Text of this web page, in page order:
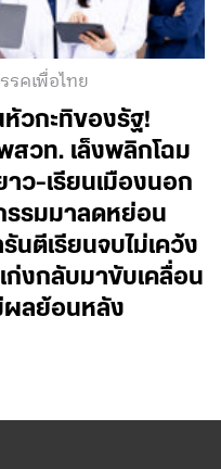
รคเพื่อไทย
วกะทิของรัฐ!
สวท. เล็งพลิกโฉม
ว-เรียนเมืองนอก
รรมมาลดหย่อน
นตีเรียนจบไม่เคว้ง
ก่งกลับมาขับเคลื่อน
ผลย้อนหลัง